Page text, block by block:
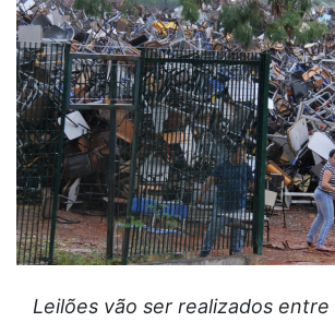
Leilões vão ser realizados entre